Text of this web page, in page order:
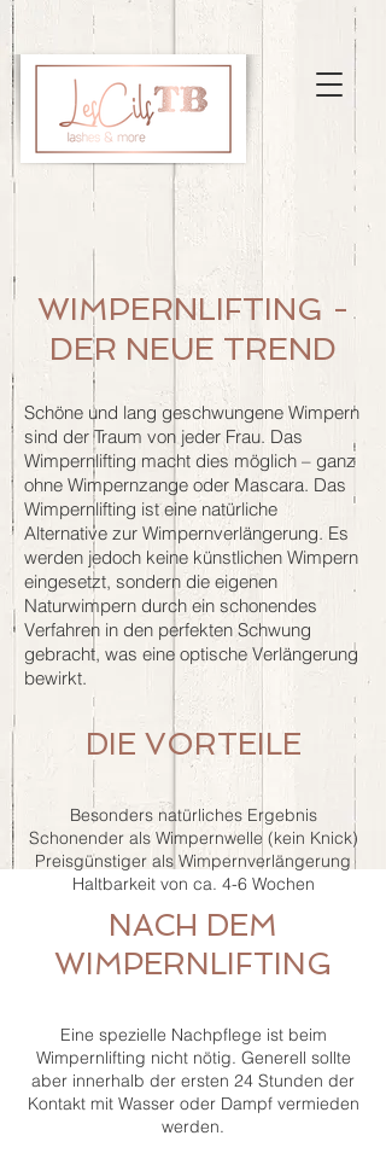
WIMPERNLIFTING -
DER NEUE TREND
Schöne und lang geschwungene Wimpern
sind der Traum von jeder Frau. Das
Wimpernlifting macht dies möglich – ganz
ohne Wimpernzange oder Mascara. Das
Wimpernlifting ist eine natürliche
Alternative zur Wimpernverlängerung. Es
werden jedoch keine künstlichen Wimpern
eingesetzt, sondern die eigenen
Naturwimpern durch ein schonendes
Verfahren in den perfekten Schwung
gebracht, was eine optische Verlängerung
bewirkt.
DIE VORTEILE
Besonders natürliches Ergebnis
Schonender als Wimpernwelle (kein Knick)
Preisgünstiger als Wimpernverlängerung
Haltbarkeit von ca. 4-6 Wochen
NACH DEM
WIMPERNLIFTING
Eine spezielle Nachpflege ist beim
Wimpernlifting nicht nötig. Generell sollte
aber innerhalb der ersten 24 Stunden der
Kontakt mit Wasser oder Dampf vermieden
werden.